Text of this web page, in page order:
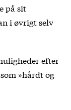
på sit
i øvrigt selv
efter
»hårdt og